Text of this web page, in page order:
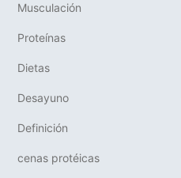
Musculación
Proteínas
Dietas
Desayuno
Definición
cenas protéicas